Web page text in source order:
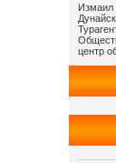
Измаил
центр